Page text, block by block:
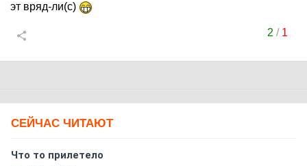
эт вряд-ли(с)
2 / 1
СЕЙЧАС ЧИТАЮТ
Что то прилетело